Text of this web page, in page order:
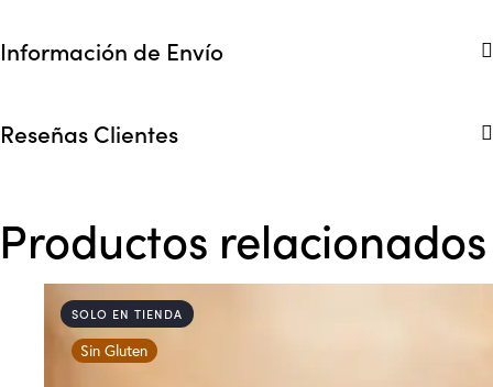
Información de Envío
Reseñas Clientes
Productos relacionados
SOLO EN TIENDA
Sin Gluten